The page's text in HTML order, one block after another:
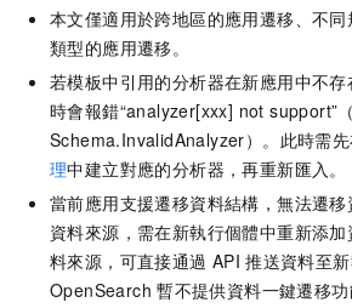
本文僅適用於跨地區的應用遷移、不
類型的應用遷移。
若模板中引用的分析器在新應用中不
時會報錯“analyzer[xxx] not support”
Schema.InvalidAnalyzer）。此時需
理中建立對應的分析器，再重新匯入。
當前應用支援遷移資料結構，無法遷
資料來源，需在新執行個體中重新添
料來源，可直接通過 API 推送資料至新
OpenSearch 暫不提供資料一鍵遷移功